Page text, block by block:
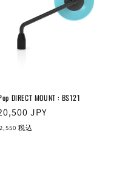
DIRECT MOUNT : BS121
JPY
税込